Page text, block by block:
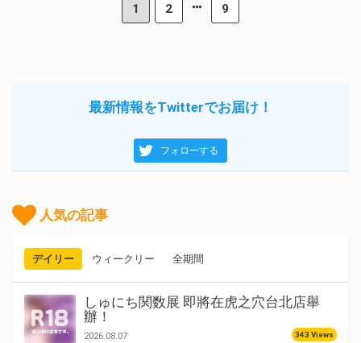
1 2 9
最新情報をTwitterでお届け！
フォローする
人気の記事
デイリー ウィークリー 全期間
しゅにち関数展 即將在虎之穴台北店舉
辦！
2026.08.07 343 Views